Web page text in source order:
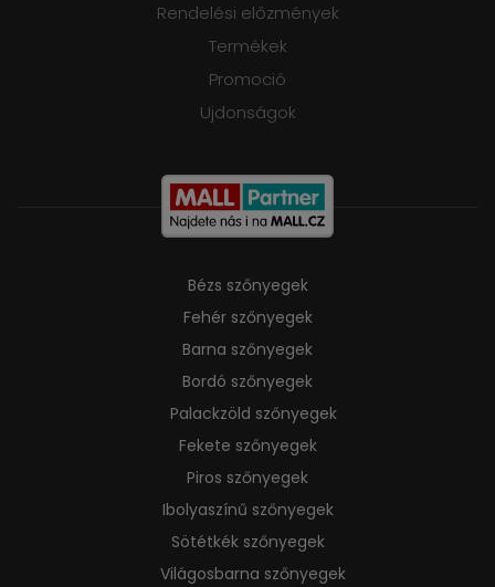
Rendelési előzmények
Termékek
Promoció
Ujdonságok
Bézs szőnyegek
Fehér szőnyegek
Barna szőnyegek
Bordó szőnyegek
Palackzöld szőnyegek
Fekete szőnyegek
Piros szőnyegek
Ibolyaszínű szőnyegek
Sötétkék szőnyegek
Világosbarna szőnyegek